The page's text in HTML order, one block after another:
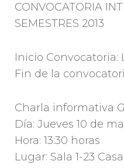
CONVOCATORIA
SEMESTRES 2013
Inicio Convocatoria:
Fin de la
Charla informativa
Día: Jueves 10 de
Hora: 13:30 horas
Lugar: Sala 1-23